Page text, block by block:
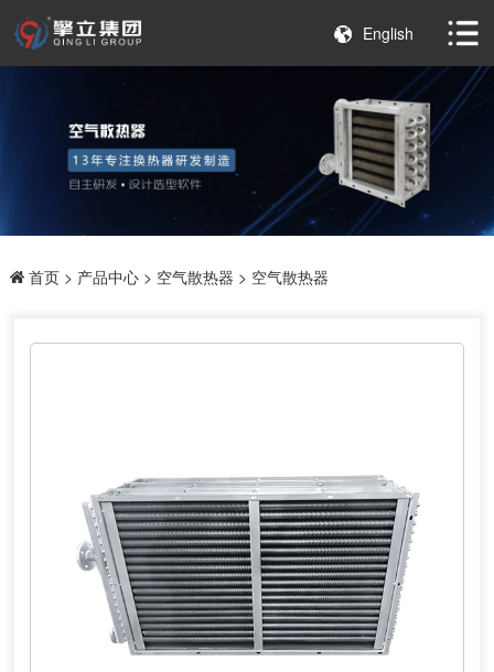
English
首页> 产品中心> 空气散热器 > 空气散热器